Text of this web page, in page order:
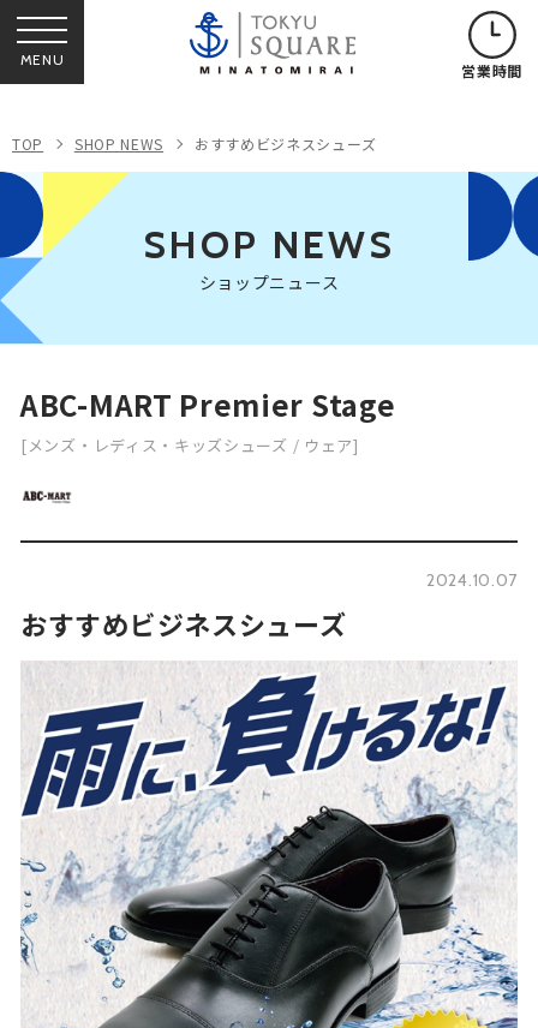
MENU 営業時間
TOP SHOP NEWS おすすめビジネスシューズ
SHOP NEWS
ショップニュース
ABC-MART Premier Stage
[メンズ・レディス・キッズシューズ / ウェア]
2024.10.07
おすすめビジネスシューズ